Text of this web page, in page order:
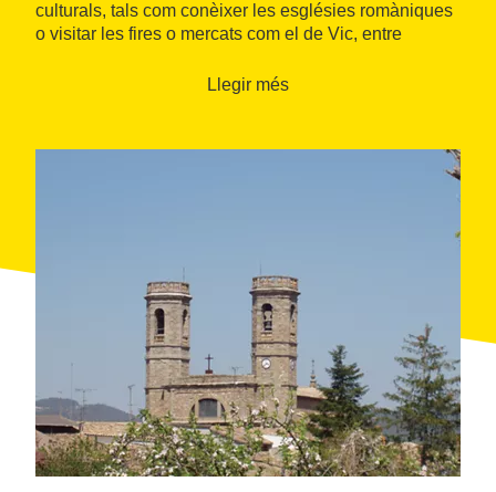
culturals, tals com conèixer les esglésies romàniques
o visitar les fires o mercats com el de Vic, entre
Llegir més